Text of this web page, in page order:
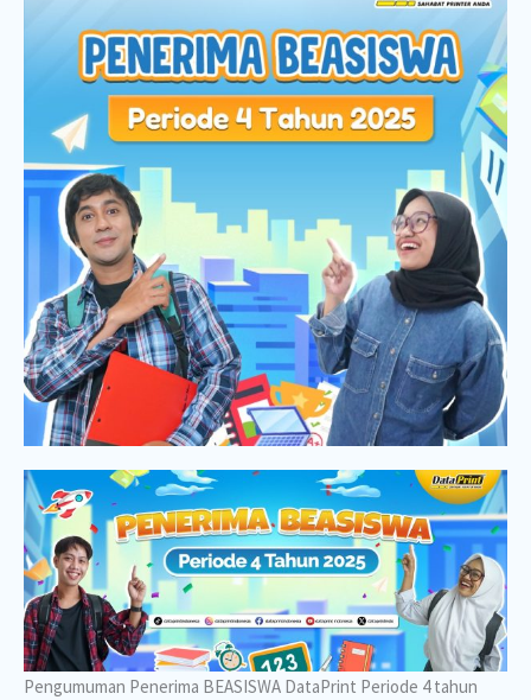
Pengumuman Penerima BEASISWA DataPrint Periode 4 tahun